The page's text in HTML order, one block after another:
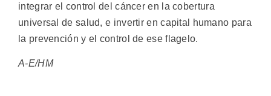
integrar el control del cáncer en la cobertura
universal de salud, e invertir en capital humano para
la prevención y el control de ese flagelo.
A-E/HM